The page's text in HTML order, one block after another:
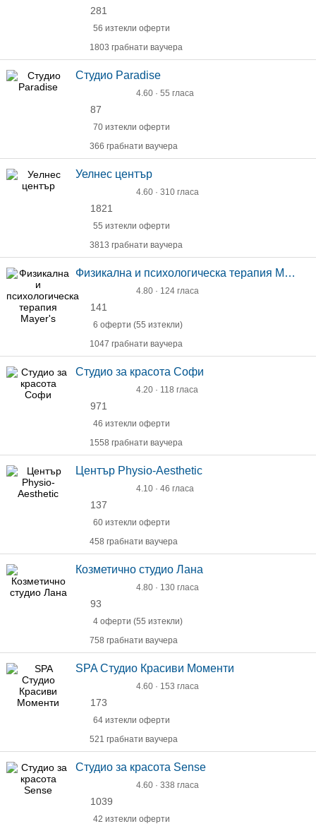
281
56 изтекли оферти
1803 грабнати ваучера
Студио Paradise
4.60 · 55 гласа
87
70 изтекли оферти
366 грабнати ваучера
Уелнес център
4.60 · 310 гласа
1821
55 изтекли оферти
3813 грабнати ваучера
Физикална и психологическа терапия Mayer's
4.80 · 124 гласа
141
6 оферти (55 изтекли)
1047 грабнати ваучера
Студио за красота Софи
4.20 · 118 гласа
971
46 изтекли оферти
1558 грабнати ваучера
Център Physio-Aesthetic
4.10 · 46 гласа
137
60 изтекли оферти
458 грабнати ваучера
Козметично студио Лана
4.80 · 130 гласа
93
4 оферти (55 изтекли)
758 грабнати ваучера
SPA Студио Красиви Моменти
4.60 · 153 гласа
173
64 изтекли оферти
521 грабнати ваучера
Студио за красота Sense
4.60 · 338 гласа
1039
42 изтекли оферти